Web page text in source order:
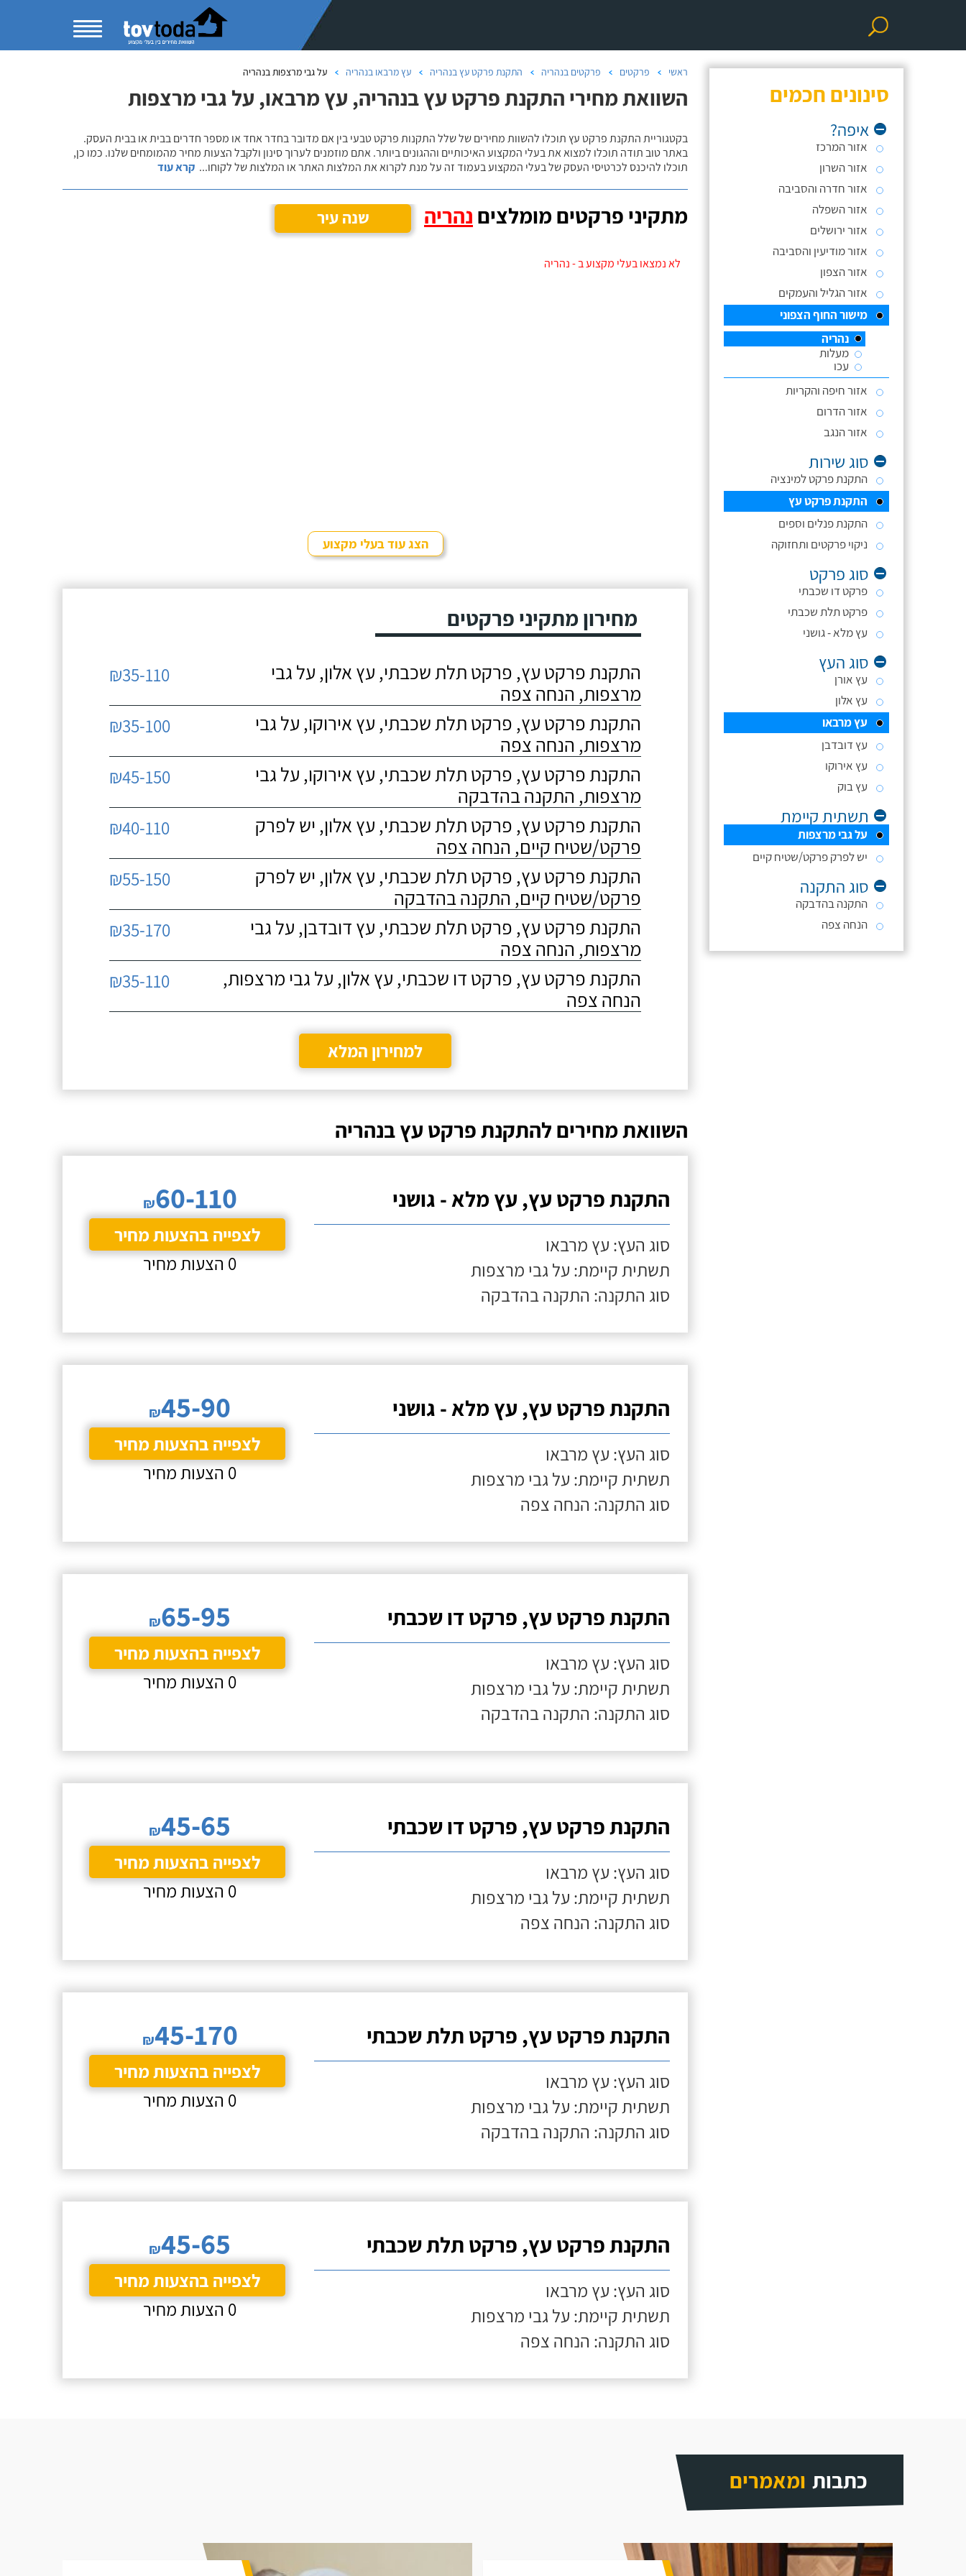
סינונים חכמים
איפה?
אזור המרכז
אזור השרון
אזור חדרה והסביבה
אזור השפלה
אזור ירושלים
אזור מודיעין והסביבה
אזור הצפון
אזור הגליל והעמקים
מישור החוף הצפוני
נהריה
מעלות
עכו
אזור חיפה והקריות
אזור הדרום
אזור הנגב
סוג שירות
התקנת פרקט למינציה
התקנת פרקט עץ
התקנת פנלים וספים
ניקוי פרקטים ותחזוקה
סוג פרקט
פרקט דו שכבתי
פרקט תלת שכבתי
עץ מלא - גושני
סוג העץ
עץ אורן
עץ אלון
עץ מרבאו
עץ דובדבן
עץ אירוקו
עץ בוק
תשתית קיימת
על גבי מרצפות
יש לפרק פרקט/שטיח קיים
סוג התקנה
התקנה בהדבקה
הנחה צפה
ראשי פרקטים פרקטים בנהריה התקנת פרקט עץ בנהריה עץ מרבאו בנהריה על גבי מרצפות בנהריה
השוואת מחירי התקנת פרקט עץ בנהריה, עץ מרבאו, על גבי מרצפות
בקטגוריית התקנת פרקט עץ תוכלו להשוות מחירים של שלל התקנות פרקט טבעי בין אם מדובר בחדר אחד או מספר חדרים בבית או בבית העסק.
באתר טוב תודה תוכלו למצוא את בעלי המקצוע האיכותיים וההגונים ביותר. אתם מוזמנים לערוך סינון ולקבל הצעות מחיר מהמומחים שלנו. כמו כן,
תוכלו להיכנס לכרטיסי העסק של בעלי המקצוע בעמוד זה על מנת לקרוא את המלצות האתר או המלצות של לקוחו... קרא עוד
מתקיני פרקטים מומלצים נהריה שנה עיר
לא נמצאו בעלי מקצוע ב - נהריה
הצג עוד בעלי מקצוע
מחירון מתקיני פרקטים
התקנת פרקט עץ, פרקט תלת שכבתי, עץ אלון, על גבי
מרצפות, הנחה צפה
₪35-110
התקנת פרקט עץ, פרקט תלת שכבתי, עץ אירוקו, על גבי
מרצפות, הנחה צפה
₪35-100
התקנת פרקט עץ, פרקט תלת שכבתי, עץ אירוקו, על גבי
מרצפות, התקנה בהדבקה
₪45-150
התקנת פרקט עץ, פרקט תלת שכבתי, עץ אלון, יש לפרק
פרקט/שטיח קיים, הנחה צפה
₪40-110
התקנת פרקט עץ, פרקט תלת שכבתי, עץ אלון, יש לפרק
פרקט/שטיח קיים, התקנה בהדבקה
₪55-150
התקנת פרקט עץ, פרקט תלת שכבתי, עץ דובדבן, על גבי
מרצפות, הנחה צפה
₪35-170
התקנת פרקט עץ, פרקט דו שכבתי, עץ אלון, על גבי מרצפות,
הנחה צפה
₪35-110
למחירון המלא
השוואת מחירים להתקנת פרקט עץ בנהריה
התקנת פרקט עץ, עץ מלא - גושני
סוג העץ: עץ מרבאו
תשתית קיימת: על גבי מרצפות
סוג התקנה: התקנה בהדבקה
₪60-110
לצפייה בהצעות מחיר
0 הצעות מחיר
התקנת פרקט עץ, עץ מלא - גושני
סוג העץ: עץ מרבאו
תשתית קיימת: על גבי מרצפות
סוג התקנה: הנחה צפה
₪45-90
לצפייה בהצעות מחיר
0 הצעות מחיר
התקנת פרקט עץ, פרקט דו שכבתי
סוג העץ: עץ מרבאו
תשתית קיימת: על גבי מרצפות
סוג התקנה: התקנה בהדבקה
₪65-95
לצפייה בהצעות מחיר
0 הצעות מחיר
התקנת פרקט עץ, פרקט דו שכבתי
סוג העץ: עץ מרבאו
תשתית קיימת: על גבי מרצפות
סוג התקנה: הנחה צפה
₪45-65
לצפייה בהצעות מחיר
0 הצעות מחיר
התקנת פרקט עץ, פרקט תלת שכבתי
סוג העץ: עץ מרבאו
תשתית קיימת: על גבי מרצפות
סוג התקנה: התקנה בהדבקה
₪45-170
לצפייה בהצעות מחיר
0 הצעות מחיר
התקנת פרקט עץ, פרקט תלת שכבתי
סוג העץ: עץ מרבאו
תשתית קיימת: על גבי מרצפות
סוג התקנה: הנחה צפה
₪45-65
לצפייה בהצעות מחיר
0 הצעות מחיר
כתבות ומאמרים